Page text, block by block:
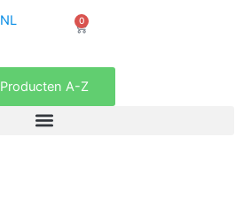
NL
EN
0
Winkelwagen
Producten A-Z